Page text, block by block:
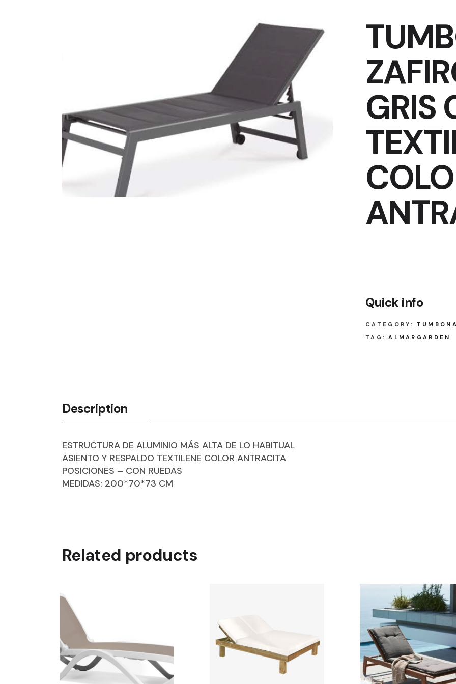
GRIS
Quick info
CATEGORY:
TAG: ALMARGARDEN
Description
ESTRUCTURA DE ALUMINIO MÁS ALTA DE LO HABITUAL
ASIENTO Y RESPALDO TEXTILENE COLOR ANTRACITA
POSICIONES – CON RUEDAS
MEDIDAS: 200*70*73 CM
Related products